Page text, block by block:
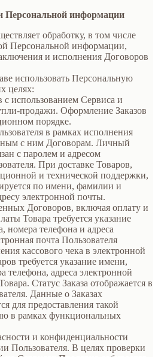
Персональной информации
обработку, в том числе
Персональной информации,
и исполнения Договоров
использовать Персональную
целях:
использованием Сервиса и
продажи. Оформление Заказов
порядке.
в рамках исполнения
с ним Договорам. Личный
с паролем и адресом
При доставке Товаров,
и технической поддержки,
по имени, фамилии и
электронной почты.
Договоров, включая оплату и
Товара требуется указание
номера телефона и адреса
почта Пользователя
кассового чека в электронной
требуется указание имени,
телефона, адреса электронной
Статус Заказа отображается в
Данные о Заказах
для предоставления такой
в рамках функциональных
и конфиденциальности
Пользователя. В целях проверки